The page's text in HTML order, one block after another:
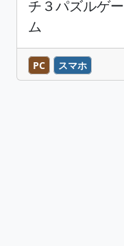
チ３パズルゲー
ム
PC スマホ